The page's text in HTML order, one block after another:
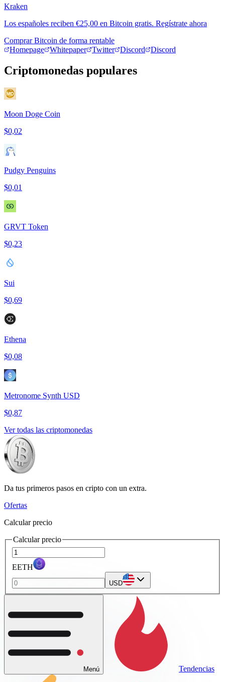
Kraken
Los españoles reciben €25,00 en Bitcoin gratis. Regístrate ahora
Comprar Bitcoin de forma rentable
Homepage
Whitepaper Twitter Discord Discord
Criptomonedas populares
Moon Doge Coin
$0,02
Pudgy Penguins
$0,01
GRVT Token
$0,23
Sui
$0,69
Ethena
$0,08
Metronome Synth USD
$0,87
Ver todas las criptomonedas
Da tus primeros pasos en cripto con un extra.
Ofertas
Calcular precio
Calcular precio
EETH
USD
Menú Tendencias